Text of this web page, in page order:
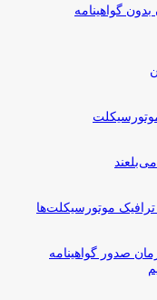
گواهینامه
موتورسیکلت‌ها
صدور گواهینامه